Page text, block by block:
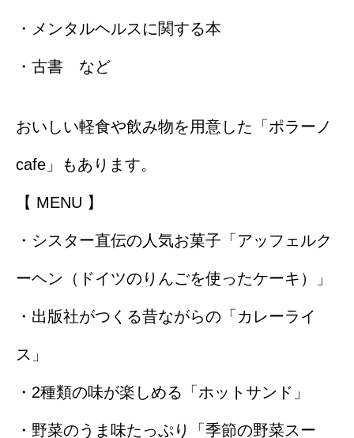
・メンタルヘルスに関する本
・古書 など
おいしい軽食や飲み物を用意した「ポラーノ
cafe」もあります。
【 MENU 】
・シスター直伝の人気お菓子「アッフェルク
ーヘン（ドイツのりんごを使ったケーキ）」
・出版社がつくる昔ながらの「カレーライ
ス」
・2種類の味が楽しめる「ホットサンド」
・野菜のうま味たっぷり「季節の野菜スー